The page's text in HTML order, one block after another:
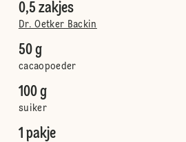
0,5 zakjes
Dr. Oetker Backin
50 g
cacaopoeder
100 g
suiker
1 pakje